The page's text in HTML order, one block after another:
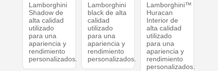
Lamborghini
Shadow de
alta calidad
utilizado
para una
apariencia y
rendimiento
personalizados.
Lamborghini
black de alta
calidad
utilizado
para una
apariencia y
rendimiento
personalizados.
Lamborghini™
Huracan
Interior de
alta calidad
utilizado
para una
apariencia y
rendimiento
personalizados.